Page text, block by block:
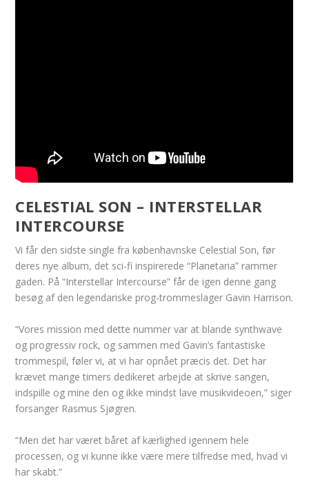
CELESTIAL SON – INTERSTELLAR
INTERCOURSE
Vi får den sidste single fra københavnske Celestial Son, før
deres nye album, det sci-fi inspirerede “Planetaria” rammer
gaden. På “Interstellar Intercourse” får de igen denne gang
besøg af den legendariske prog-trommeslager Gavin Harrison.
“Vores mission med dette nummer var at blande synthwave
og progressiv rock, og sammen med Gavin’s fantastiske
trommespil, føler vi, at vi har opnået præcis det. Det har
krævet mange timers dedikeret arbejde at skrive sangen,
indspille og mine den og ikke mindst lave musikvideoen,” siger
forsanger Rasmus Sjøgren.
“Men det har været båret af kærlighed igennem hele
processen, og vi kunne ikke være mere tilfredse med, hvad vi
har skabt.”